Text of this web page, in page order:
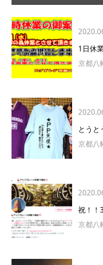
1日休
京都八
とうと
京都八
祝！！
京都八